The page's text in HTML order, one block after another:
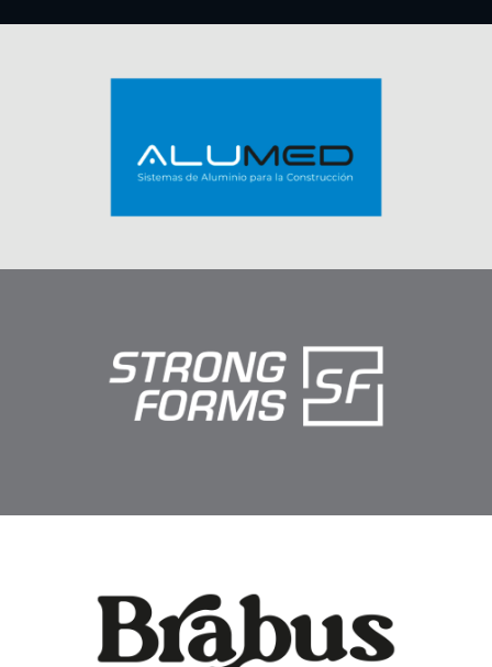
Arte web
Strongforms
Arte web
Brabus
Id Corporativa / Id grafica